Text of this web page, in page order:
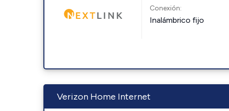
Conexión:
Inalámbrico fijo
Verizon Home Internet